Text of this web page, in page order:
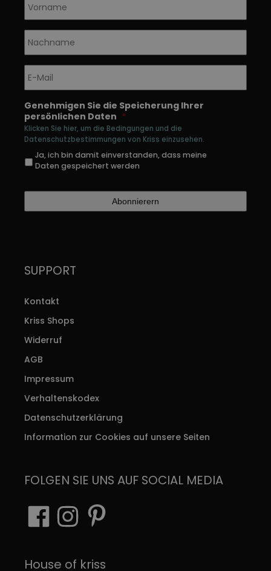
Nachname *
E-
Mail *
Genehmigen Sie die Speicherung Ihrer
persönlichen Daten *
Klicken Sie hier, um die Bedingungen und die
Datenschutzbestimmungen von Kriss einzusehen.
Ja, ich bin damit einverstanden, dass meine
Daten gespeichert werden
SUPPORT
Kontakt
Kriss Shops
Widerruf
AGB
Impressum
Verhaltenskodex
Datenschutzerklärung
Information zur Cookies auf unsere Seiten
FOLGEN SIE UNS AUF SOCIAL MEDIA
House of kriss